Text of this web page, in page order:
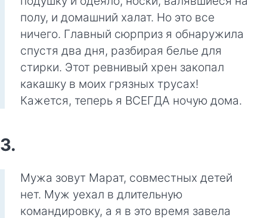
полу, и домашний халат. Но это все
ничего. Главный сюрприз я обнаружила
спустя два дня, разбирая белье для
стирки. Этот ревнивый хрен закопал
какашку в моих грязных трусах!
Кажется, теперь я ВСЕГДА ночую дома.
3.
Мужа зовут Марат, совместных детей
нет. Муж уехал в длительную
командировку, а я в это время завела